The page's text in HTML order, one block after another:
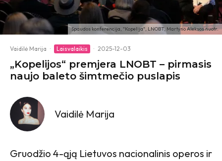
Spaudos konferencija, "Kopelija", LNOBT, Martyno Aleksos nuotr.
Vaidilė Marija · Laisvalaikis · 2025-12-03
„Kopelijos“ premjera LNOBT – pirmasis
naujo baleto šimtmečio puslapis
Vaidilė Marija
Gruodžio 4-ąją Lietuvos nacionalinis operos ir